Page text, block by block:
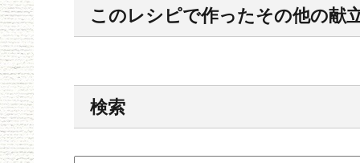
このレシピで作ったその他の献
検索